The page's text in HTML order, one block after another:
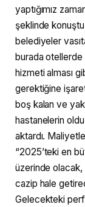
yaptığımız
şeklinde
belediyeler
burada otellerde
hizmeti alması
gerektiğine
boş kalan ve
hastanelerin
aktardı.
“2025’teki en
üzerinde olacak,
cazip hale
Gelecekteki